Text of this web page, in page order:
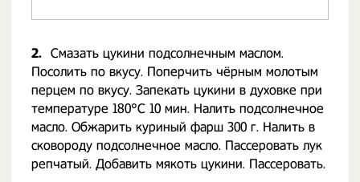
2. Смазать цукини подсолнечным маслом.
Посолить по вкусу. Поперчить чёрным молотым
перцем по вкусу. Запекать цукини в духовке при
температуре 180°C 10 мин. Налить подсолнечное
масло. Обжарить куриный фарш 300 г. Налить в
сковороду подсолнечное масло. Пассеровать лук
репчатый. Добавить мякоть цукини. Пассеровать.